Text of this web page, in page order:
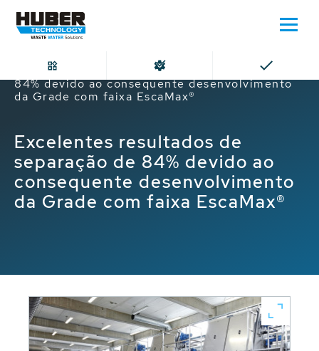
Home
Excelentes resultados de separação de
84% devido ao consequente desenvolvimento
da Grade com faixa EscaMax®
Excelentes resultados de
separação de 84% devido ao
consequente desenvolvimento
da Grade com faixa EscaMax®